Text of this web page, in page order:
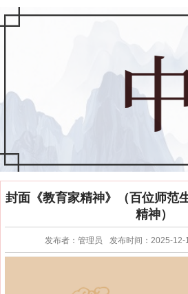
封面《教育家精神》（百位师范
精神）
发布者：管理员 发布时间：2025-12-